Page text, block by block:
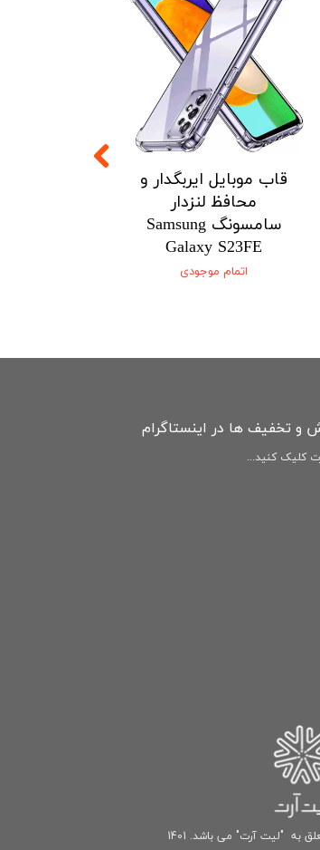
قاب موبایل ایربگدار و
محافظ لنزدار
سامسونگ Samsung
Galaxy S23FE
اتمام موجودی
به "لیت آرت" می باشد. 1401
و تخفیف ها در اینستاگرام
کلیک کنید...